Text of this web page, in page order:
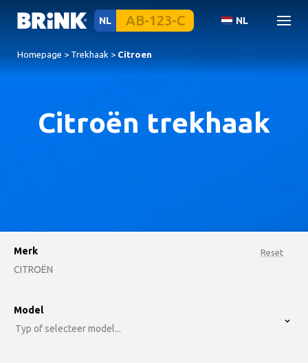
NL NL
Homepage > Trekhaak > Citroen
Citroën trekhaak
Reset
Merk
CITROËN
option , selected.
Model
Typ of selecteer model...